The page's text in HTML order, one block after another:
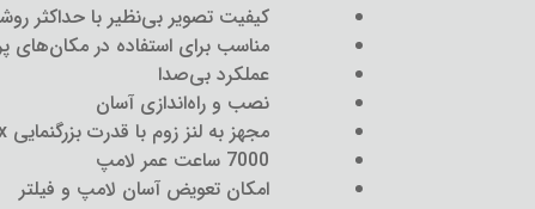
کیفیت تصویر بی‌نظیر با حداکثر روشنایی 4500 لومن و
مناسب برای استفاده در مکان‌های
عملکرد بی‌صدا
نصب و راه‌اندازی آسان
مجهز به لنز زوم با قدرت بزرگنمایی 1.6x
7000 ساعت عمر لامپ
امکان تعویض آسان لامپ و فیلتر